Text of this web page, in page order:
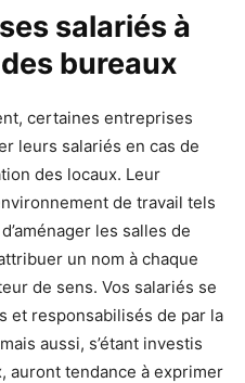
salariés à
bureaux
certaines entreprises
leurs salariés en cas de
des locaux. Leur
de travail tels
les salles de
un nom à chaque
de sens. Vos salariés se
et responsabilisés de par la
aussi, s’étant investis
auront tendance à exprimer